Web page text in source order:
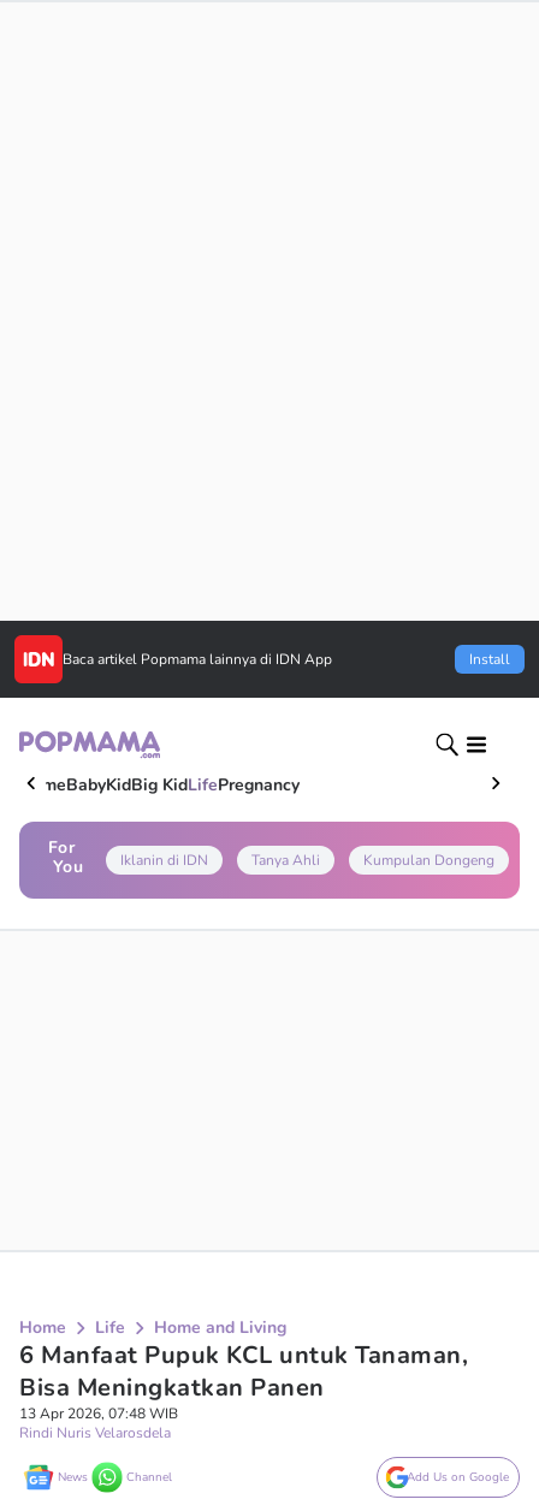
Baca artikel Popmama lainnya di IDN App Install
HomeBabyKidBig KidLifePregnancy
For
You
Iklanin di IDN Tanya Ahli Kumpulan Dongeng
Home Life Home and Living
6 Manfaat Pupuk KCL untuk Tanaman,
Bisa Meningkatkan Panen
13 Apr 2026, 07:48 WIB
Rindi Nuris Velarosdela
News Channel Add Us on Google